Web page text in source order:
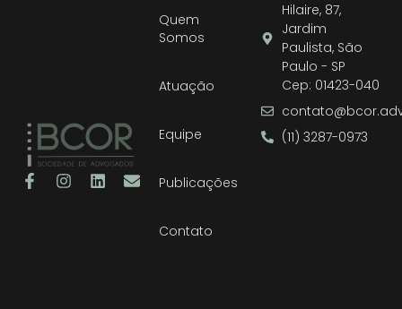
Quem
Somos
Atuação
Equipe
Publicações
Contato
Hilaire, 87,
Jardim
Paulista, São
Paulo - SP
Cep: 01423-040
(11) 3287-0973